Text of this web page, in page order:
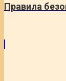
Правила